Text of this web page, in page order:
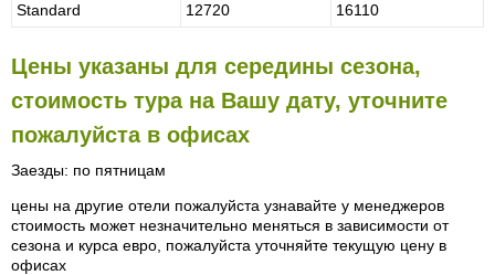
Standard
12720 16110
Цены указаны для середины сезона,
стоимость тура на Вашу дату, уточните
пожалуйста в офисах
Заезды: по пятницам
цены на другие отели пожалуйста узнавайте у менеджеров
стоимость может незначительно меняться в зависимости от
сезона и курса евро, пожалуйста уточняйте текущую цену в
офисах